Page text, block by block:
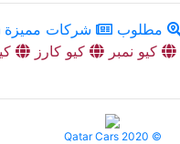
مطلوب شركات مميزة
كيو نمبر كيو كارز
Qatar Cars 2020 ©